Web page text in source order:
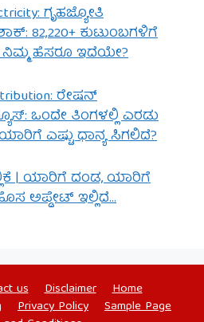
ಗೃಹಜ್ಯೋತಿ
82,220+ ಕುಟುಂಬಗಳಿಗೆ
ಹೆಸರೂ ಇದೆಯೇ?
ರೇಷನ್
ಒಂದೇ ತಿಂಗಳಲ್ಲಿ ಎರಡು
ಎಷ್ಟು ಧಾನ್ಯ ಸಿಗಲಿದೆ?
| ಯಾರಿಗೆ ದಂಡ, ಯಾರಿಗೆ
ಅಪ್ಡೇಟ್ ಇಲ್ಲಿದೆ…
us Disclaimer
Home
Privacy Policy
Sample Page